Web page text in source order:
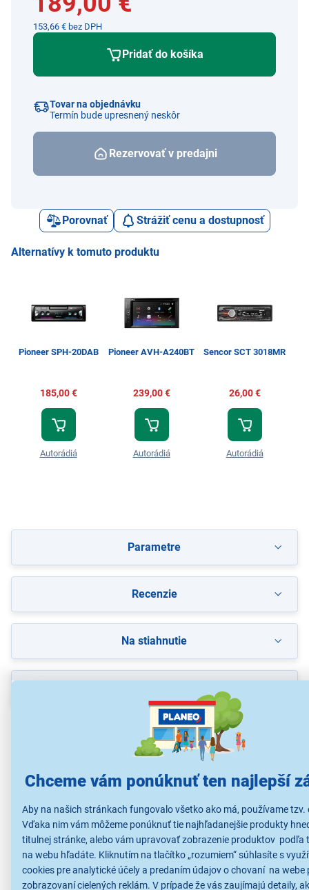
Chceme vám ponúknuť ten najlepší
Aby na našich stránkach fungovalo všetko ako má, používame tzv.
Vďaka nim vám môžeme ponúknuť tie najhľadanejšie produkty
titulnej stránke, alebo vám upravovať zobrazenie produktov podľa
na webu hľadáte. Kliknutím na tlačítko „rozumiem“ súhlasíte s
cookies pre analytické účely a predaním údajov o chovaní na webe
zobrazovaní cielených reklám. V prípade že vás zaujímajú detaily,
153,66 € bez DPH
Pridať do košíka
Tovar na objednávku
Termín bude upresnený neskôr
Rezervovať v predajni
Porovnať Strážiť cenu a dostupnosť
Alternatívy k tomuto produktu
Pioneer SPH-20DAB
185,00 €
Autorádiá
Pioneer AVH-A240BT
239,00 €
Autorádiá
Sencor SCT 3018MR
26,00 €
Autorádiá
Bluetooth autorádio s 3.0" 16:9 QVGA monitorom
MP3/WMA/WAV/FLAC/AAC/H.264/MPEG1,2,4/AVI/MKV/
Podpora vstupu pre spätnú kameru
Podpora Android a Apple aplikácií
Priame ovládanie a komunikácia so smartfónmi*
párovanie s telefónmi iPhone
Zabudovaný DAB tuner
- priamy prístup do telefónneho zoznamu telefónu
- prenos telefónnych kontaktov do autorádia (PBAP)
- Hands-Free volania
- A2DP - audio Streaming na prenos hudby
- AVRCP - ovládanie MP3 prehrávačov a telefónov z
Parametre
Recenzie
Na stiahnutie